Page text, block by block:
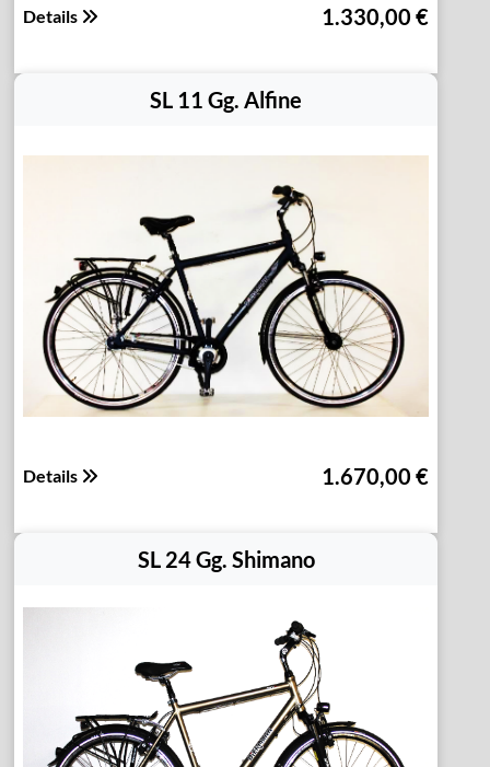
Details 1.330,00 €
SL 11 Gg. Alfine
Details 1.670,00 €
SL 24 Gg. Shimano